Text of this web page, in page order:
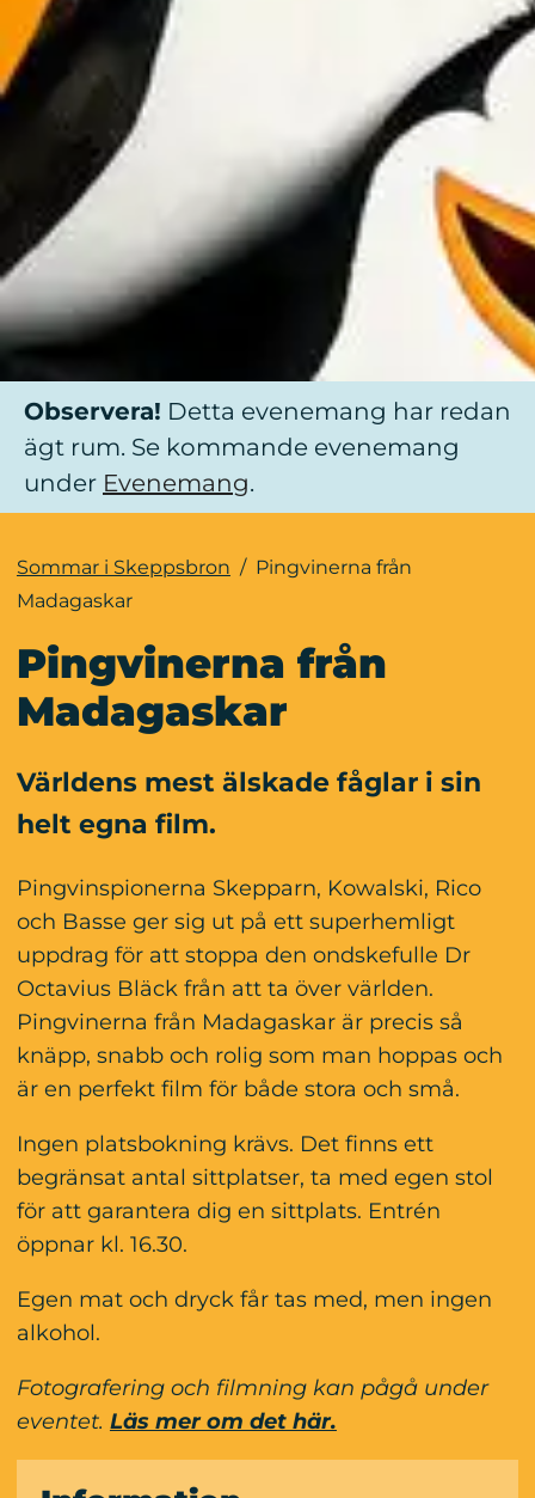
Observera! Detta evenemang har redan
ägt rum. Se kommande evenemang
under Evenemang.
Sommar i Skeppsbron / Pingvinerna från
Madagaskar
Pingvinerna från
Madagaskar
Världens mest älskade fåglar i sin
helt egna film.
Pingvinspionerna Skepparn, Kowalski, Rico
och Basse ger sig ut på ett superhemligt
uppdrag för att stoppa den ondskefulle Dr
Octavius Bläck från att ta över världen.
Pingvinerna från Madagaskar är precis så
knäpp, snabb och rolig som man hoppas och
är en perfekt film för både stora och små.
Ingen platsbokning krävs. Det finns ett
begränsat antal sittplatser, ta med egen stol
för att garantera dig en sittplats. Entrén
öppnar kl. 16.30.
Egen mat och dryck får tas med, men ingen
alkohol.
Fotografering och filmning kan pågå under
eventet. Läs mer om det här.